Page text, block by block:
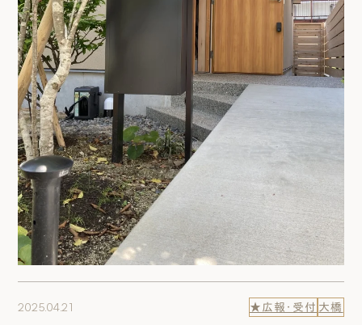
2025.04.21 ★広報・受付 大橋